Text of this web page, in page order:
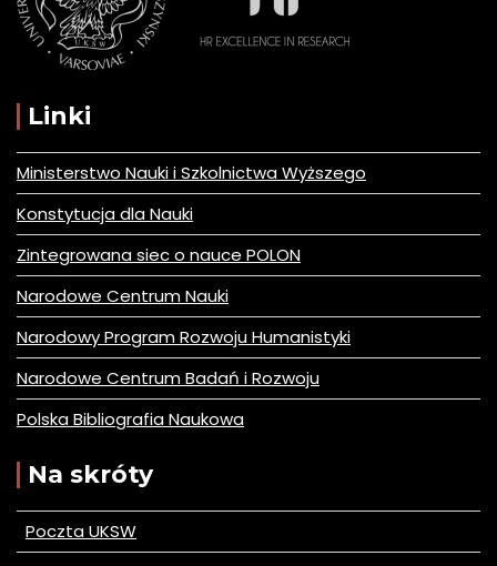
Linki
Ministerstwo Nauki i Szkolnictwa Wyższego
Konstytucja dla Nauki
Zintegrowana siec o nauce POLON
Narodowe Centrum Nauki
Narodowy Program Rozwoju Humanistyki
Narodowe Centrum Badań i Rozwoju
Polska Bibliografia Naukowa
Na skróty
Poczta UKSW